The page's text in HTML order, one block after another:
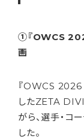
①『OWCS
画
『OWCS
したZETA
がら、選手・コ
した。